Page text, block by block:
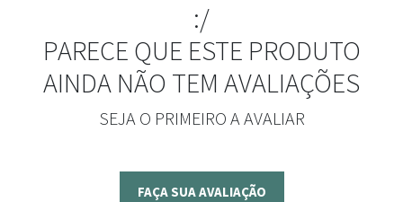
:/
PARECE QUE ESTE PRODUTO
AINDA NÃO TEM AVALIAÇÕES
SEJA O PRIMEIRO A AVALIAR
FAÇA SUA AVALIAÇÃO